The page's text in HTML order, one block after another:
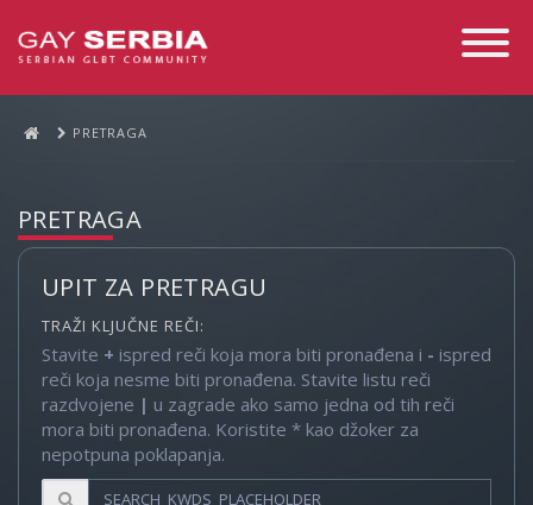
Toggle
PRETRAGA
PRETRAGA
UPIT ZA PRETRAGU
TRAŽI KLJUČNE REČI:
Stavite + ispred reči koja mora biti pronađena i - ispred
reči koja nesme biti pronađena. Stavite listu reči
razdvojene | u zagrade ako samo jedna od tih reči
mora biti pronađena. Koristite * kao džoker za
nepotpuna poklapanja.